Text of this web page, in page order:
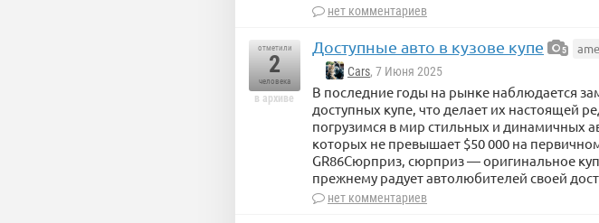
нет комментариев
отметили
2
человека
в архиве
Доступные авто в кузове купе 5
Cars, 7 Июня 2025
В последние годы на рынке наблюдается
доступных купе, что делает их настоящей
погрузимся в мир стильных и динамичных
которых не превышает $50 000 на
GR86Сюрприз, сюрприз — оригинальное
прежнему радует автолюбителей своей
нет комментариев